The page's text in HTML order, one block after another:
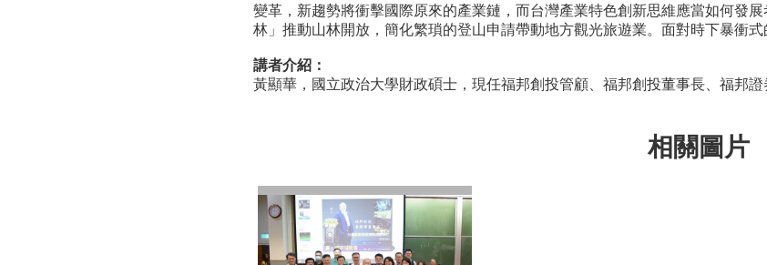
變革，新趨勢將衝擊國際原來的產業鏈，而台灣產業特色創新思維應當如何發
林」推動山林開放，簡化繁瑣的登山申請帶動地方觀光旅遊業。面對時下暴衝
講者介紹：
黃顯華，國立政治大學財政碩士，現任福邦創投管顧、福邦創投董事長、福邦證
相關圖片